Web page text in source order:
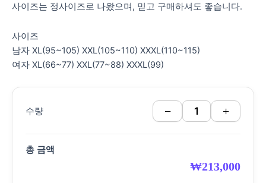
사이즈는 정사이즈로 나왔으며, 믿고 구매하셔도 좋습니다.
사이즈
남자 XL(95~105) XXL(105~110) XXXL(110~115)
여자 XL(66~77) XXL(77~88) XXXL(99)
수량 − +
총 금액
₩213,000